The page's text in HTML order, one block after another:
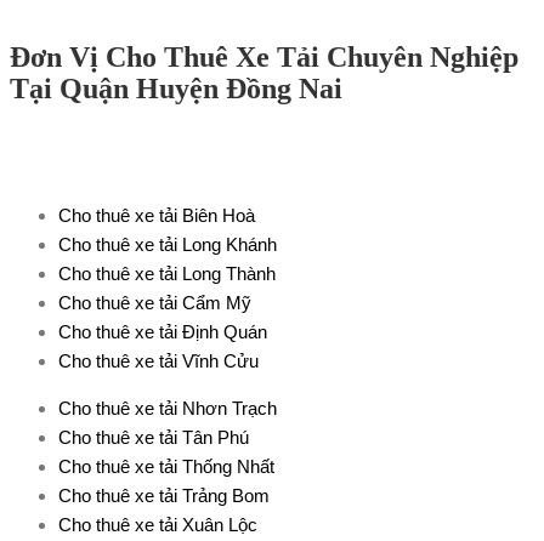
Đơn Vị Cho Thuê Xe Tải Chuyên Nghiệp
Tại Quận Huyện Đồng Nai
Cho thuê xe tải Biên Hoà
Cho thuê xe tải Long Khánh
Cho thuê xe tải Long Thành
Cho thuê xe tải Cẩm Mỹ
Cho thuê xe tải Định Quán
Cho thuê xe tải Vĩnh Cửu
Cho thuê xe tải Nhơn Trạch
Cho thuê xe tải Tân Phú
Cho thuê xe tải Thống Nhất
Cho thuê xe tải Trảng Bom
Cho thuê xe tải Xuân Lộc